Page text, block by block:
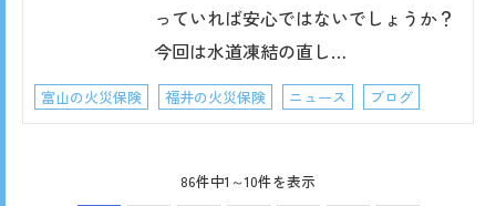
っていれば安心ではないでしょうか？
今回は水道凍結の直し…
富山の火災保険 福井の火災保険 ニュース ブログ
86件中1～10件を表示